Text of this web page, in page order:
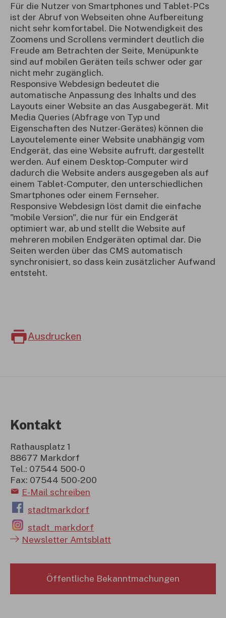
Für die Nutzer von Smartphones und Tablet-PCs
ist der Abruf von Webseiten ohne Aufbereitung
nicht sehr komfortabel. Die Notwendigkeit des
Zoomens und Scrollens vermindert deutlich die
Freude am Betrachten der Seite, Menüpunkte
sind auf mobilen Geräten teils schwer oder gar
nicht mehr zugänglich.
Responsive Webdesign bedeutet die
automatische Anpassung des Inhalts und des
Layouts einer Website an das Ausgabegerät. Mit
Media Queries (Abfrage von Typ und
Eigenschaften des Nutzer-Gerätes) können die
Layoutelemente einer Website unabhängig vom
Endgerät, das eine Website aufruft, dargestellt
werden. Auf einem Desktop-Computer wird
dadurch die Website anders ausgegeben als auf
einem Tablet-Computer, den unterschiedlichen
Smartphones oder einem Fernseher.
Responsive Webdesign löst damit die einfache
"mobile Version", die nur für ein Endgerät
optimiert war, ab und stellt die Website auf
mehreren mobilen Endgeräten optimal dar. Die
Seiten werden über das CMS automatisch
synchronisiert, so dass kein zusätzlicher Aufwand
entsteht.
Ausdrucken
Kontakt
Rathausplatz 1
88677 Markdorf
Tel.: 07544 500-0
Fax: 07544 500-200
E-Mail schreiben
stadtmarkdorf
stadt_markdorf
Newsletter Amtsblatt
Öffentliche Bekanntmachungen